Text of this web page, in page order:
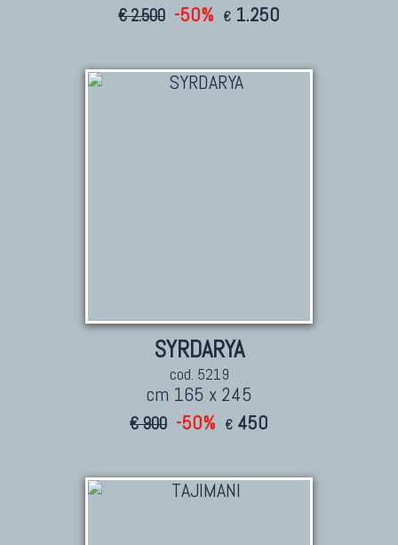
€ 2.500 -50% € 1.250
SYRDARYA
cod. 5219
cm 165 x 245
€ 900 -50% € 450